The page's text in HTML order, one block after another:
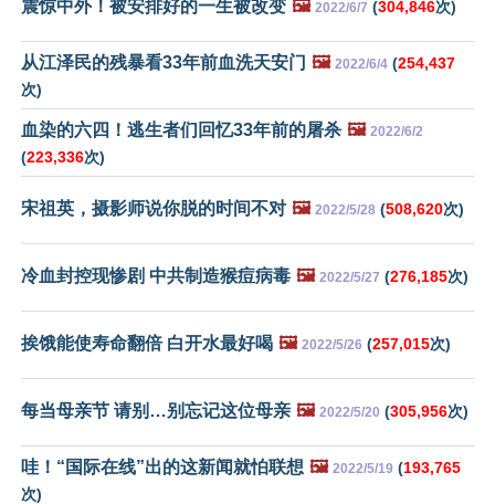
震惊中外！被安排好的一生被改变 🖼️ 2022/6/7 (304,846次)
从江泽民的残暴看33年前血洗天安门 🖼️ 2022/6/4 (254,437
次)
血染的六四！逃生者们回忆33年前的屠杀 🖼️ 2022/6/2
(223,336次)
宋祖英，摄影师说你脱的时间不对 🖼️ 2022/5/28 (508,620次)
冷血封控现惨剧 中共制造猴痘病毒 🖼️ 2022/5/27 (276,185次)
挨饿能使寿命翻倍 白开水最好喝 🖼️ 2022/5/26 (257,015次)
每当母亲节 请别…别忘记这位母亲 🖼️ 2022/5/20 (305,956次)
哇！“国际在线”出的这新闻就怕联想 🖼️ 2022/5/19 (193,765
次)